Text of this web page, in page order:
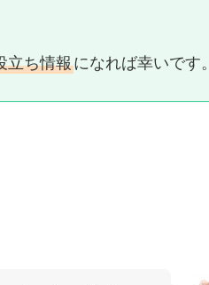
立ち情報になれば幸いです。